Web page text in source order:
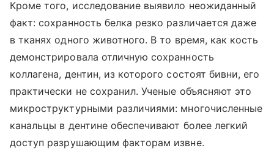
Кроме того, исследование выявило неожиданный
факт: сохранность белка резко различается даже
в тканях одного животного. В то время, как кость
демонстрировала отличную сохранность
коллагена, дентин, из которого состоят бивни, его
практически не сохранил. Ученые объясняют это
микроструктурными различиями: многочисленные
канальцы в дентине обеспечивают более легкий
доступ разрушающим факторам извне.